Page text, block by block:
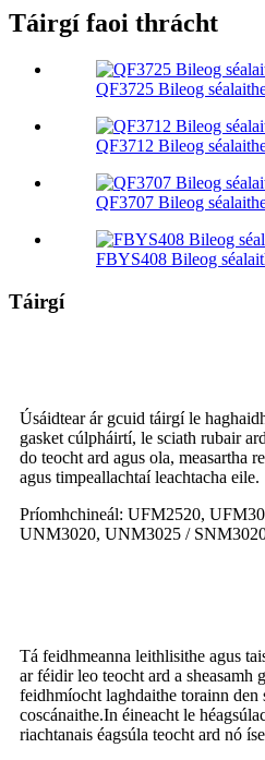
Táirgí faoi thrácht
QF3725 Bileog
QF3712 Bileog
QF3707 Bileog
FBYS408 Bileog
Táirgí
Úsáidtear ár gcuid táirgí le
gasket cúlpháirtí, le sciath rubair
do teocht ard agus ola, measartha
agus timpeallachtaí leachtacha eile.
Príomhchineál: UFM2520,
UNM3020, UNM3025 /
Tá feidhmeanna leithlisithe agus
ar féidir leo teocht ard a sheasamh
feidhmíocht laghdaithe torainn den
coscánaithe.In éineacht le
riachtanais éagsúla teocht ard nó